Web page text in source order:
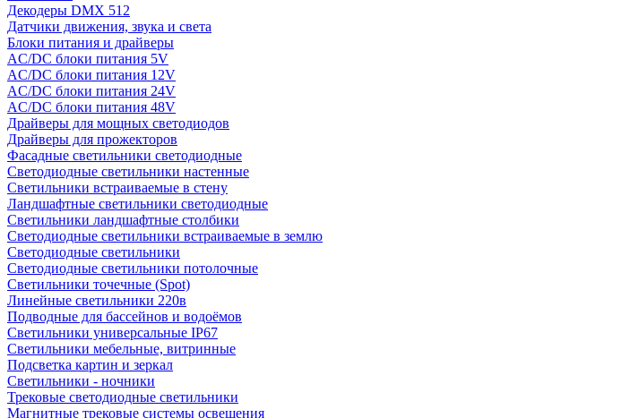
Декодеры DMX 512
Датчики движения, звука и света
Блоки питания и драйверы
AC/DC блоки питания 5V
AC/DC блоки питания 12V
AC/DC блоки питания 24V
AC/DC блоки питания 48V
Драйверы для мощных светодиодов
Драйверы для прожекторов
Фасадные светильники светодиодные
Светодиодные светильники настенные
Светильники встраиваемые в стену
Ландшафтные светильники светодиодные
Светильники ландшафтные столбики
Светодиодные светильники встраиваемые в землю
Светодиодные светильники
Светодиодные светильники потолочные
Светильники точечные (Spot)
Линейные светильники 220в
Подводные для бассейнов и водоёмов
Светильники универсальные IP67
Светильники мебельные, витринные
Подсветка картин и зеркал
Светильники - ночники
Трековые светодиодные светильники
Магнитные трековые системы освещения